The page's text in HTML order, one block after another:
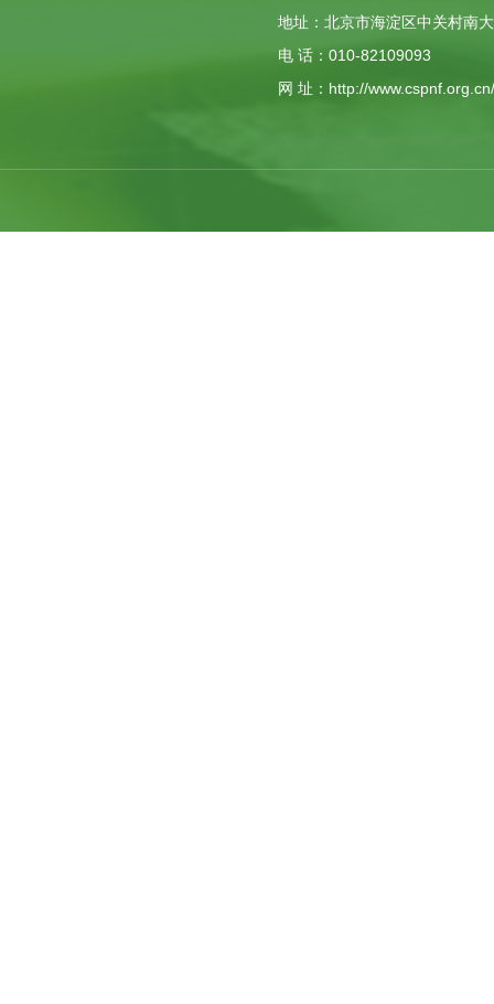
地址：北京市海淀区中关村南
电 话：010-82109093
网 址：http://www.cspnf.org.cn/